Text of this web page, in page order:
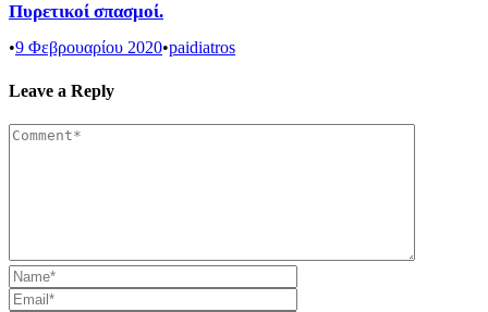
Πυρετικοί σπασμοί.
•9 Φεβρουαρίου 2020•paidiatros
Leave a Reply